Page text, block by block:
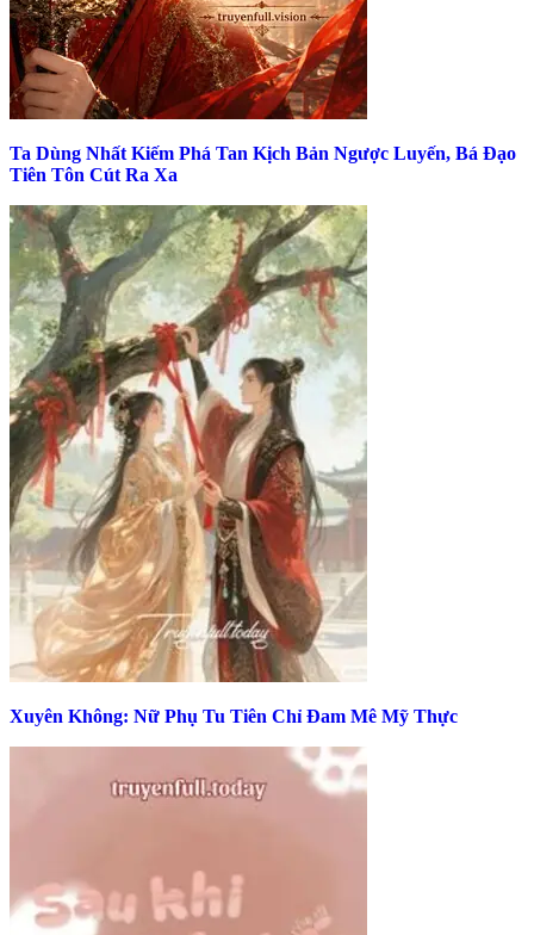
Ta Dùng Nhất Kiếm Phá Tan Kịch Bản Ngược Luyến, Bá Đạo
Tiên Tôn Cút Ra Xa
Xuyên Không: Nữ Phụ Tu Tiên Chỉ Đam Mê Mỹ Thực